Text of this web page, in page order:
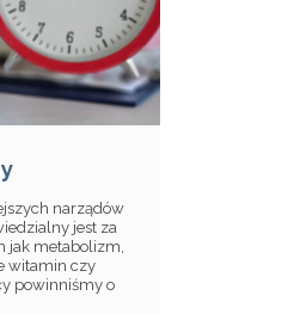
narządów
jest za
jak metabolizm,
witamin czy
powinniśmy o